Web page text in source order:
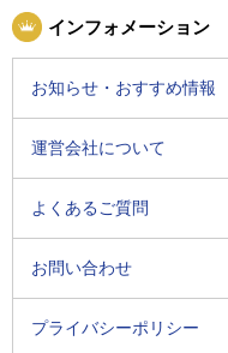
インフォメーション
お知らせ・おすすめ情報
運営会社について
よくあるご質問
お問い合わせ
プライバシーポリシー